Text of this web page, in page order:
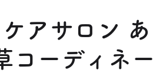
アサロン あ
コーディネー